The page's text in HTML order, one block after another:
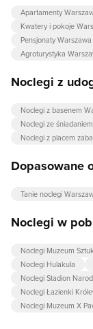
Apartamenty
Kwatery i pokoje
Pensjonaty Warszawa
Agroturystyka
Noclegi z
Noclegi z basenem
Noclegi ze
Noclegi z placem
Dopasowane
Tanie noclegi
Noclegi w
Noclegi Muzeum
Noclegi Hulakula
Noclegi Stadion
Noclegi Łazienki
Noclegi Muzeum X